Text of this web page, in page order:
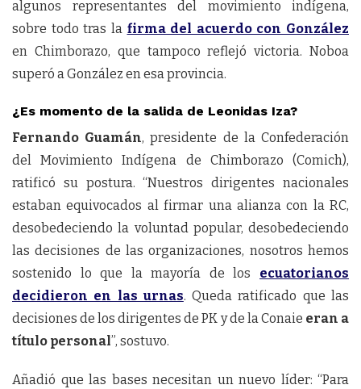
algunos representantes del movimiento indígena,
sobre todo tras la firma del acuerdo con González
en Chimborazo, que tampoco reflejó victoria. Noboa
superó a González en esa provincia.
¿Es momento de la salida de Leonidas Iza?
Fernando Guamán, presidente de la Confederación
del Movimiento Indígena de Chimborazo (Comich),
ratificó su postura. “Nuestros dirigentes nacionales
estaban equivocados al firmar una alianza con la RC,
desobedeciendo la voluntad popular, desobedeciendo
las decisiones de las organizaciones, nosotros hemos
sostenido lo que la mayoría de los ecuatorianos
decidieron en las urnas. Queda ratificado que las
decisiones de los dirigentes de PK y de la Conaie eran a
título personal”, sostuvo.
Añadió que las bases necesitan un nuevo líder: “Para